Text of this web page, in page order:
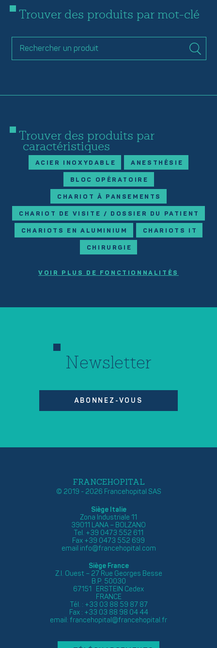
Trouver des produits par mot-clé
Trouver des produits par
caractéristiques
ACIER INOXYDABLE ANESTHÉSIE
BLOC OPÉRATOIRE
CHARIOT À PANSEMENTS
CHARIOT DE VISITE / DOSSIER DU PATIENT
CHARIOTS EN ALUMINIUM CHARIOTS IT
CHIRURGIE
VOIR PLUS DE FONCTIONNALITÉS
Newsletter
ABONNEZ-VOUS
FRANCEHOPITAL
© 2019 - 2026 Francehopital SAS
Siège Italie
Zona Industriale 11
39011 LANA – BOLZANO
Tel. +39 0473 552 611
Fax +39 0473 552 699
email info@francehopital.com
Siège France
Z.I. Ouest – 27 Rue Georges Besse
B.P. 50030
67151 ERSTEIN Cedex
FRANCE
Tél. : +33 03 88 59 87 87
Fax : +33 03 88 98 04 44
email: francehopital@francehopital.fr